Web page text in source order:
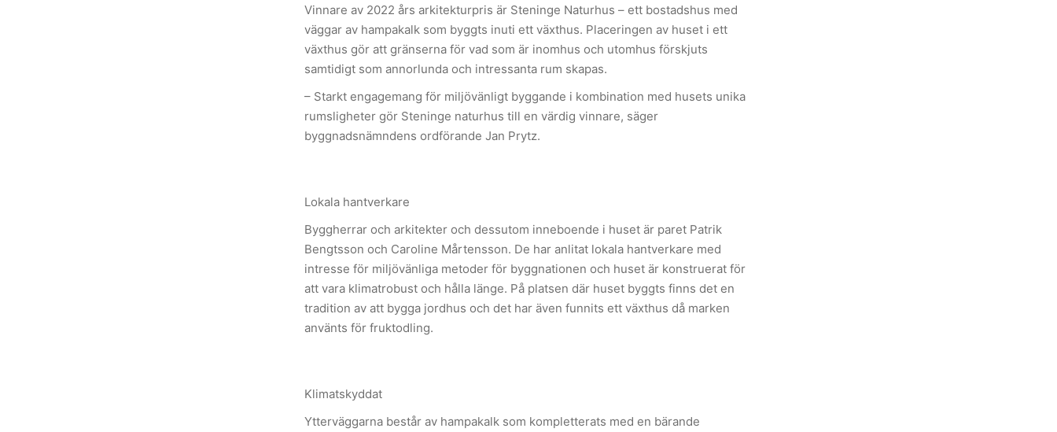
Vinnare av 2022 års arkitekturpris är Steninge Naturhus – ett bostadshus med
väggar av hampakalk som byggts inuti ett växthus. Placeringen av huset i ett
växthus gör att gränserna för vad som är inomhus och utomhus förskjuts
samtidigt som annorlunda och intressanta rum skapas.
– Starkt engagemang för miljövänligt byggande i kombination med husets unika
rumsligheter gör Steninge naturhus till en värdig vinnare, säger
byggnadsnämndens ordförande Jan Prytz.
Lokala hantverkare
Byggherrar och arkitekter och dessutom inneboende i huset är paret Patrik
Bengtsson och Caroline Mårtensson. De har anlitat lokala hantverkare med
intresse för miljövänliga metoder för byggnationen och huset är konstruerat för
att vara klimatrobust och hålla länge. På platsen där huset byggts finns det en
tradition av att bygga jordhus och det har även funnits ett växthus då marken
använts för fruktodling.
Klimatskyddat
Ytterväggarna består av hampakalk som kompletterats med en bärande